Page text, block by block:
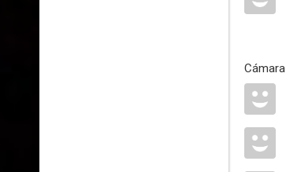
Cámara